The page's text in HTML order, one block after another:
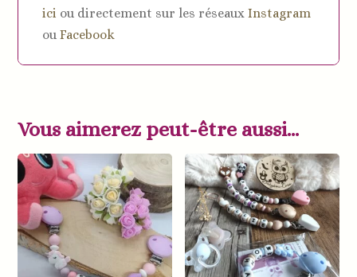
ici ou directement sur les réseauxInstagram
ouFacebook
Vous aimerez peut-être aussi…